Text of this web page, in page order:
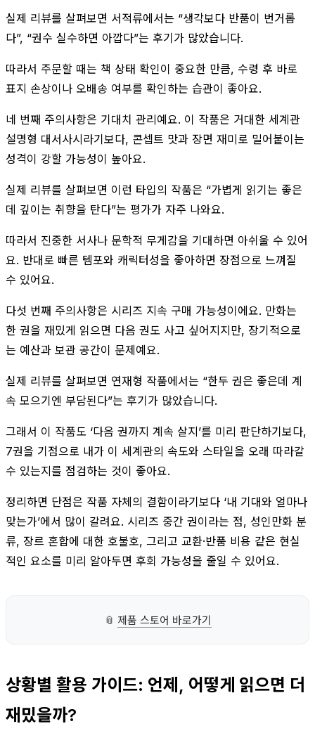
실제 리뷰를 살펴보면 서적류에서는 “생각보다 반품이 번거롭
다”, “권수 실수하면 아깝다”는 후기가 많았습니다.
따라서 주문할 때는 책 상태 확인이 중요한 만큼, 수령 후 바로
표지 손상이나 오배송 여부를 확인하는 습관이 좋아요.
네 번째 주의사항은 기대치 관리예요. 이 작품은 거대한 세계관
설명형 대서사시라기보다, 콘셉트 맛과 장면 재미로 밀어붙이는
성격이 강할 가능성이 높아요.
실제 리뷰를 살펴보면 이런 타입의 작품은 “가볍게 읽기는 좋은
데 깊이는 취향을 탄다”는 평가가 자주 나와요.
따라서 진중한 서사나 문학적 무게감을 기대하면 아쉬울 수 있어
요. 반대로 빠른 템포와 캐릭터성을 좋아하면 장점으로 느껴질
수 있어요.
다섯 번째 주의사항은 시리즈 지속 구매 가능성이에요. 만화는
한 권을 재밌게 읽으면 다음 권도 사고 싶어지지만, 장기적으로
는 예산과 보관 공간이 문제예요.
실제 리뷰를 살펴보면 연재형 작품에서는 “한두 권은 좋은데 계
속 모으기엔 부담된다”는 후기가 많았습니다.
그래서 이 작품도 ‘다음 권까지 계속 살지’를 미리 판단하기보다,
7권을 기점으로 내가 이 세계관의 속도와 스타일을 오래 따라갈
수 있는지를 점검하는 것이 좋아요.
정리하면 단점은 작품 자체의 결함이라기보다 ‘내 기대와 얼마나
맞는가’에서 많이 갈려요. 시리즈 중간 권이라는 점, 성인만화 분
류, 장르 혼합에 대한 호불호, 그리고 교환·반품 비용 같은 현실
적인 요소를 미리 알아두면 후회 가능성을 줄일 수 있어요.
📎 제품 스토어 바로가기
상황별 활용 가이드: 언제, 어떻게 읽으면 더
재밌을까?